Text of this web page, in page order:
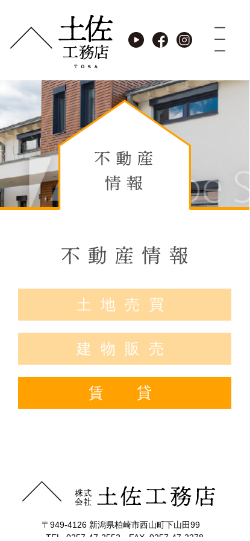
土地売買
建物販売
賃 貸
〒949-4126 新潟県柏崎市西山町下山田99
TEL. 0257-47-2552 FAX. 0257-47-2278